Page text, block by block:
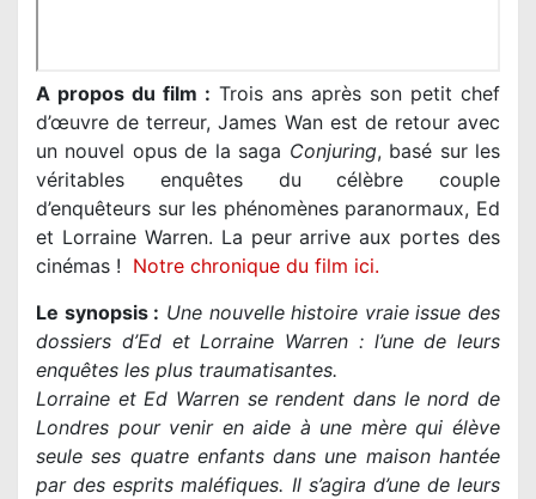
A propos du film : Trois ans après son petit chef
d’œuvre de terreur, James Wan est de retour avec
un nouvel opus de la saga Conjuring, basé sur les
véritables enquêtes du célèbre couple
d’enquêteurs sur les phénomènes paranormaux, Ed
et Lorraine Warren. La peur arrive aux portes des
cinémas ! Notre chronique du film ici.
Le synopsis : Une nouvelle histoire vraie issue des
dossiers d’Ed et Lorraine Warren : l’une de leurs
enquêtes les plus traumatisantes.
Lorraine et Ed Warren se rendent dans le nord de
Londres pour venir en aide à une mère qui élève
seule ses quatre enfants dans une maison hantée
par des esprits maléfiques. Il s’agira d’une de leurs